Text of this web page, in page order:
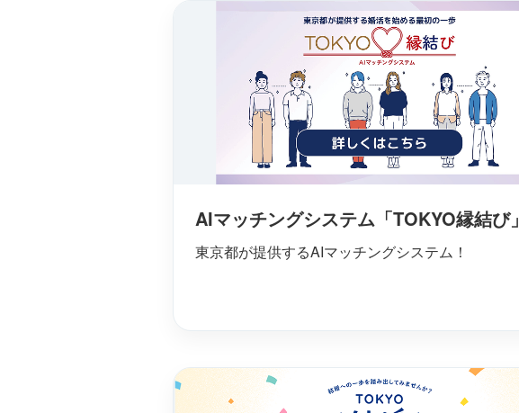
AIマッチングシステム「TOKYO縁結び」
東京都が提供するAIマッチングシステム！